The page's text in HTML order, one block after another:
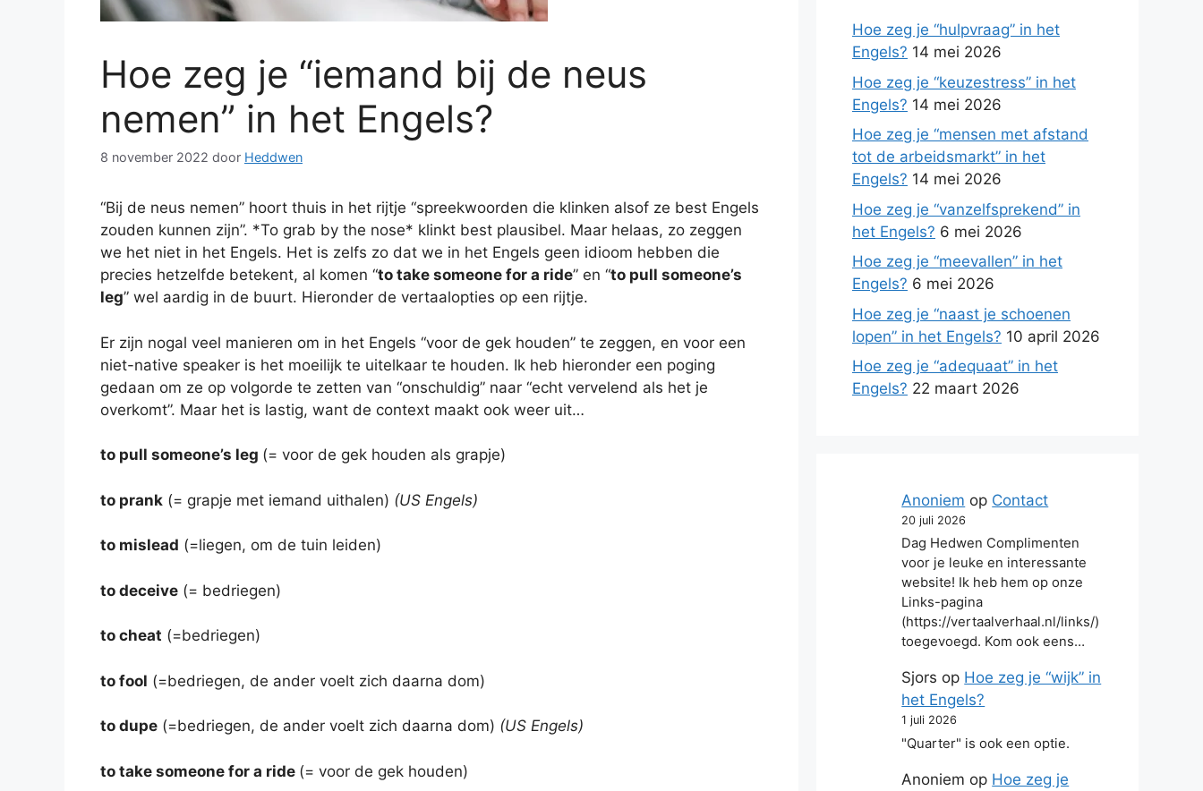
Hoe zeg je “iemand bij de neus
nemen” in het Engels?
8 november 2022 door Heddwen
“Bij de neus nemen” hoort thuis in het rijtje “spreekwoorden die klinken alsof ze best Engels
zouden kunnen zijn”. *To grab by the nose* klinkt best plausibel. Maar helaas, zo zeggen
we het niet in het Engels. Het is zelfs zo dat we in het Engels geen idioom hebben die
precies hetzelfde betekent, al komen “to take someone for a ride” en “to pull someone’s
leg” wel aardig in de buurt. Hieronder de vertaalopties op een rijtje.
Er zijn nogal veel manieren om in het Engels “voor de gek houden” te zeggen, en voor een
niet-native speaker is het moeilijk te uitelkaar te houden. Ik heb hieronder een poging
gedaan om ze op volgorde te zetten van “onschuldig” naar “echt vervelend als het je
overkomt”. Maar het is lastig, want de context maakt ook weer uit…
to pull someone’s leg (= voor de gek houden als grapje)
to prank (= grapje met iemand uithalen) (US Engels)
to mislead (=liegen, om de tuin leiden)
to deceive (= bedriegen)
to cheat (=bedriegen)
to fool (=bedriegen, de ander voelt zich daarna dom)
to dupe (=bedriegen, de ander voelt zich daarna dom) (US Engels)
to take someone for a ride (= voor de gek houden)
Hoe zeg je “hulpvraag” in het
Engels? 14 mei 2026
Hoe zeg je “keuzestress” in het
Engels? 14 mei 2026
Hoe zeg je “mensen met afstand
tot de arbeidsmarkt” in het
Engels? 14 mei 2026
Hoe zeg je “vanzelfsprekend” in
het Engels? 6 mei 2026
Hoe zeg je “meevallen” in het
Engels? 6 mei 2026
Hoe zeg je “naast je schoenen
lopen” in het Engels? 10 april 2026
Hoe zeg je “adequaat” in het
Engels? 22 maart 2026
Anoniem op Contact
20 juli 2026
Dag Hedwen Complimenten
voor je leuke en interessante
website! Ik heb hem op onze
Links-pagina
(https://vertaalverhaal.nl/links/)
toegevoegd. Kom ook eens…
Sjors op Hoe zeg je “wijk” in
het Engels?
1 juli 2026
"Quarter" is ook een optie.
Anoniem op Hoe zeg je